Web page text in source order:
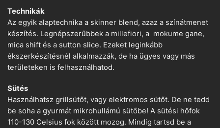
Technikák
Az egyik alaptechnika a skinner blend, azaz a színátmenet
készítés. Legnépszerűbbek a millefiori, a mokume gane,
mica shift és a sutton slice. Ezeket leginkább
ékszerkészítésnél alkalmazzák, de ha ügyes vagy más
területeken is felhasználhatod.
Sütés
Használhatsz grillsütőt, vagy elektromos sütőt. De ne tedd
be soha a gyurmát mikrohullámú sütőbe! A sütési hőfok
110-130 Celsius fok között mozog. Mindig tartsd be a